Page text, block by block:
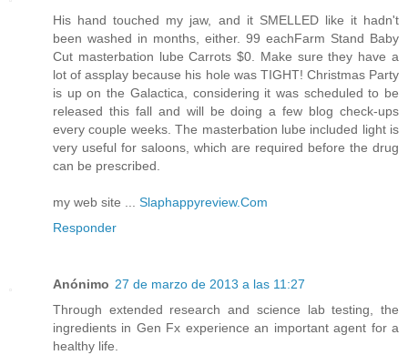
His hand touched my jaw, and it SMELLED like it hadn't
been washed in months, either. 99 eachFarm Stand Baby
Cut masterbation lube Carrots $0. Make sure they have a
lot of assplay because his hole was TIGHT! Christmas Party
is up on the Galactica, considering it was scheduled to be
released this fall and will be doing a few blog check-ups
every couple weeks. The masterbation lube included light is
very useful for saloons, which are required before the drug
can be prescribed.
my web site ... Slaphappyreview.Com
Responder
Anónimo 27 de marzo de 2013 a las 11:27
Through extended research and science lab testing, the
ingredients in Gen Fx experience an important agent for a
healthy life.